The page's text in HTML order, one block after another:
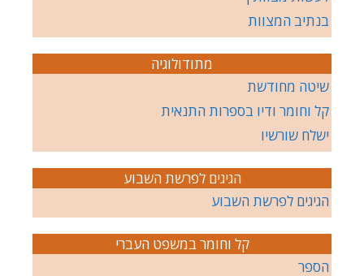
בנתיב המצוות
מתודולוגיה
שיטה מחודשת
קל וחומר ודיו בספרות התנאית
ישלח שורשיו
הגיגים לפרשת השבוע
הגיגים לפרשת השבוע
קל וחומר במשפט העברי
הספר